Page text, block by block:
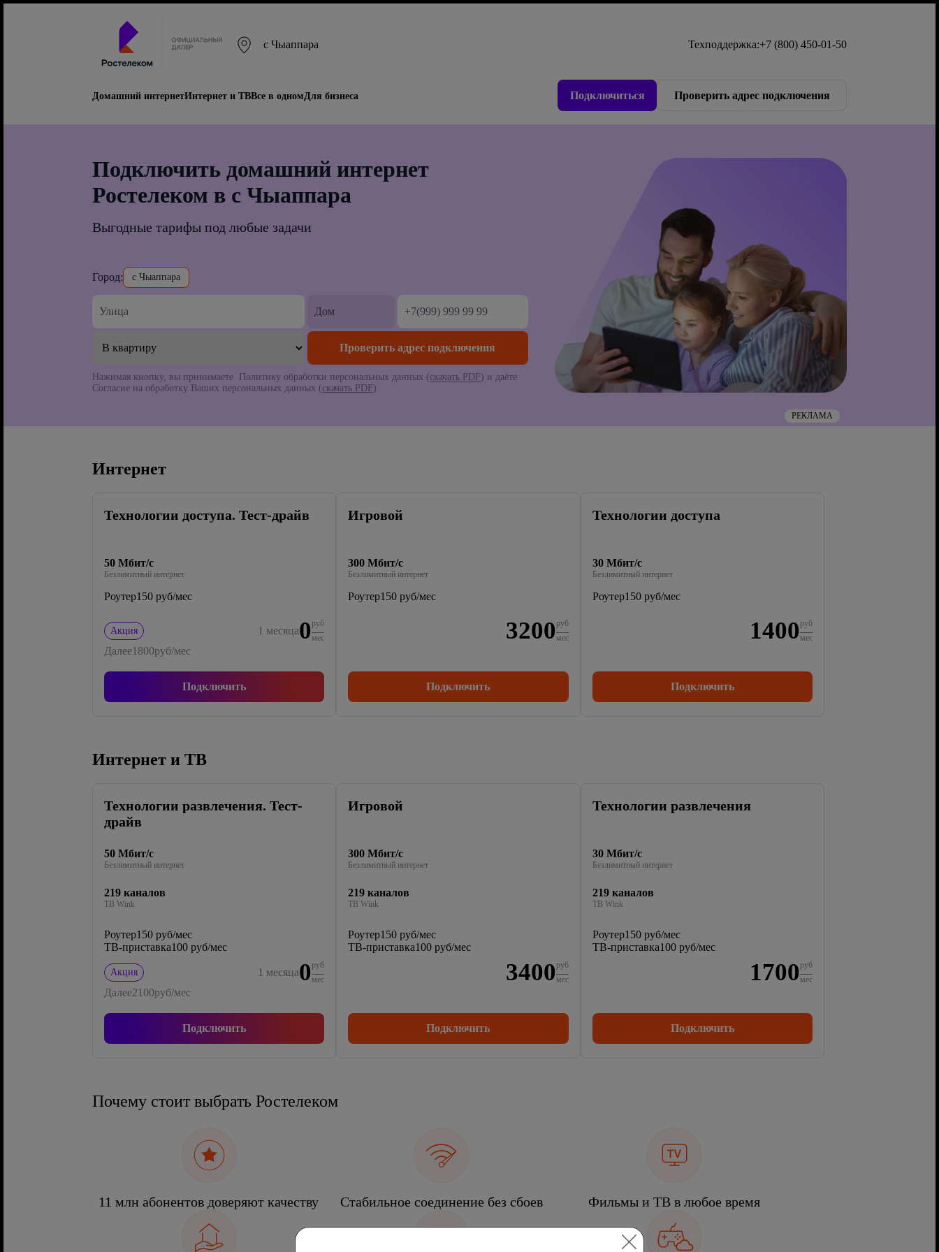
с Чыаппара Техподдержка:+7 (800) 450-01-50
Домашний интернетИнтернет и ТВВсе в одномДля бизнеса Подключиться Проверить адрес подключения
Подключить домашний интернет
Ростелеком в с Чыаппара
Выгодные тарифы под любые задачи
Город: с Чыаппара
Нажимая кнопку, вы принимаете Политику обработки персональных данных (скачать PDF) и даёте
Согласие на обработку Ваших персональных данных (скачать PDF)
РЕКЛАМА
Интернет
Технологии доступа. Тест-драйв
50 Мбит/с
Безлимитный интернет
Роутер150 руб/мес
Акция 1 месяца0руб
мес
Далее1800руб/мес
Подключить
Игровой
300 Мбит/с
Безлимитный интернет
Роутер150 руб/мес
3200 руб
мес
Подключить
Технологии доступа
30 Мбит/с
Безлимитный интернет
Роутер150 руб/мес
1400 руб
мес
Подключить
Интернет и ТВ
Технологии развлечения. Тест-
драйв
50 Мбит/с
Безлимитный интернет
219 каналов
ТВ Wink
Роутер150 руб/мес
ТВ-приставка100 руб/мес
Акция 1 месяца0руб
мес
Далее2100руб/мес
Подключить
Игровой
300 Мбит/с
Безлимитный интернет
219 каналов
ТВ Wink
Роутер150 руб/мес
ТВ-приставка100 руб/мес
3400 руб
мес
Подключить
Технологии развлечения
30 Мбит/с
Безлимитный интернет
219 каналов
ТВ Wink
Роутер150 руб/мес
ТВ-приставка100 руб/мес
1700 руб
мес
Подключить
Почему стоит выбрать Ростелеком
11 млн абонентов доверяют качеству Стабильное соединение без сбоев Фильмы и ТВ в любое время